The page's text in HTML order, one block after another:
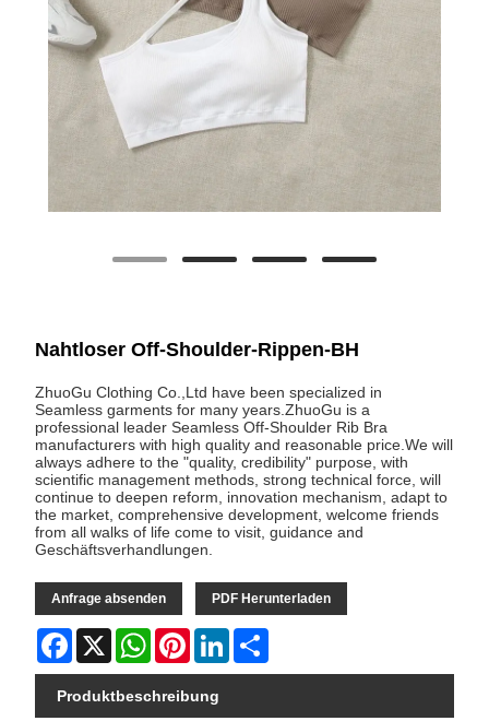
Nahtloser Off-Shoulder-Rippen-BH
ZhuoGu Clothing Co.,Ltd have been specialized in
Seamless garments for many years.ZhuoGu is a
professional leader Seamless Off-Shoulder Rib Bra
manufacturers with high quality and reasonable price.We will
always adhere to the "quality, credibility" purpose, with
scientific management methods, strong technical force, will
continue to deepen reform, innovation mechanism, adapt to
the market, comprehensive development, welcome friends
from all walks of life come to visit, guidance and
Geschäftsverhandlungen.
Anfrage absenden PDF Herunterladen
Facebook
X WhatsAppPinterestLinkedIn
Produktbeschreibung